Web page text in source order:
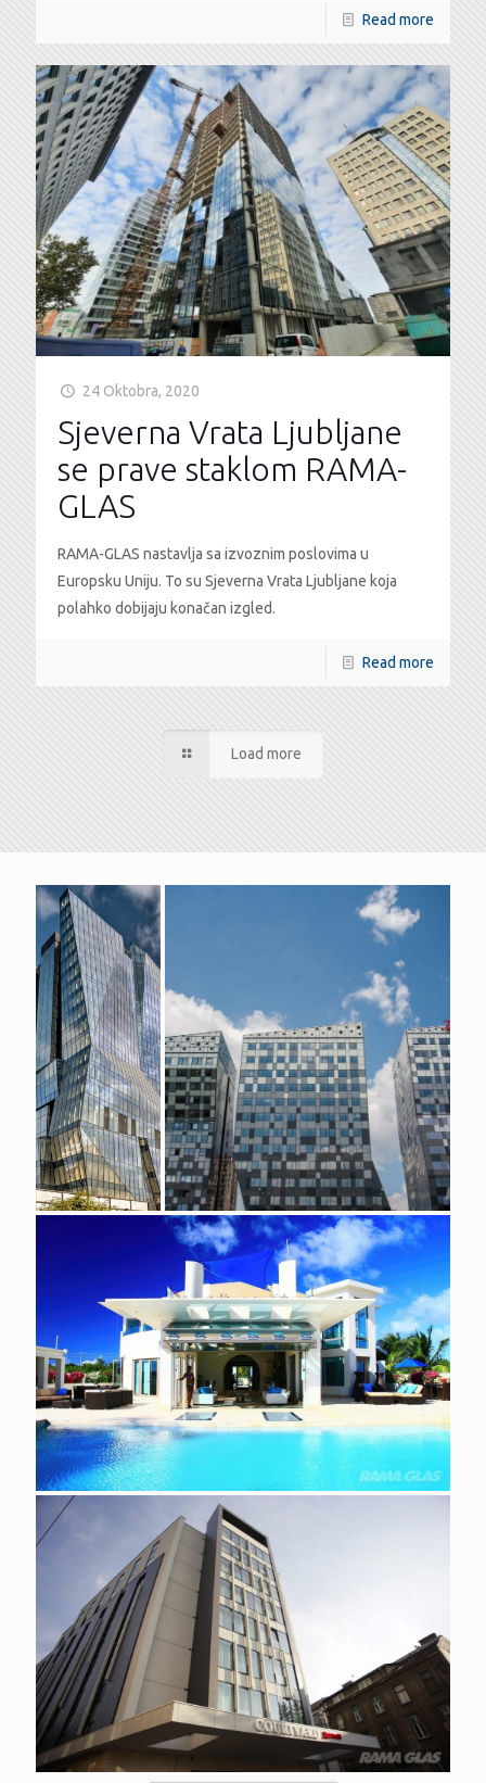
Read more
24 Oktobra, 2020
Sjeverna Vrata Ljubljane
se prave staklom RAMA-
GLAS
RAMA-GLAS nastavlja sa izvoznim poslovima u
Europsku Uniju. To su Sjeverna Vrata Ljubljane koja
polahko dobijaju konačan izgled.
Read more
Load more